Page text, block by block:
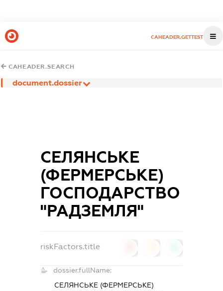
CAHEADER.GETTEST
CAHEADER.SEARCH
document.dossier
СЕЛЯНСЬКЕ
(ФЕРМЕРСЬКЕ)
ГОСПОДАРСТВО
"РАДЗЕМЛЯ"
riskFactors.title
dossier.fullName:
СЕЛЯНСЬКЕ (ФЕРМЕРСЬКЕ)